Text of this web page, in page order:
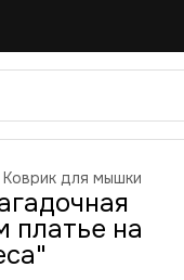
Коврик для мышки
платье на